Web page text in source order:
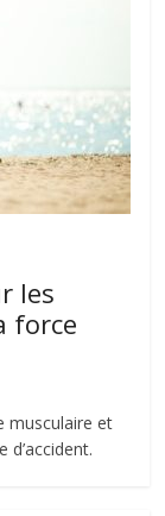
les
force
musculaire et